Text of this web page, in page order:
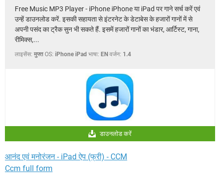
Free Music MP3 Player - iPhone iPhone या iPad पर गाने सर्च करें एवं
उन्हें डाउनलोड करें. इसकी सहायता से इंटरनेट के डेटाबेस के हजारों गानों में से
अपनी पसंद का ट्रैक सुन भी सकते हैं. इसमें हजारों गानों का भंडार, आर्टिस्ट, गाना,
रीमिक्स,...
लाइसेंस: मुफ्त OS: iPhone iPad भाषा: EN वर्जन: 1.4
डाउनलोड करें
आनंद एवं मनोरंजन - iPad ऐप (फ्री) - CCM
Ccm full form